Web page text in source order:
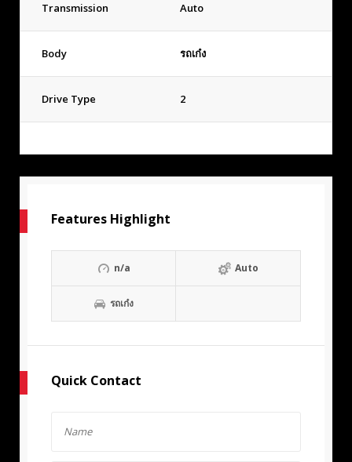
Transmission Auto
Body รถเก๋ง
Drive Type 2
Features Highlight
n/a Auto
รถเก๋ง
Quick Contact